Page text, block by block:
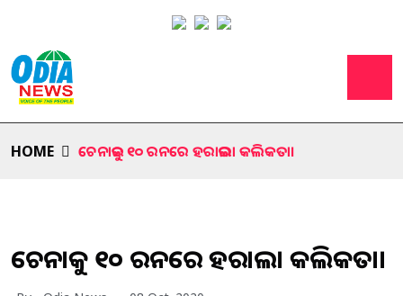
HOME ଚେନାଇକୁ ୧୦ ରନରେ ହରାଇଲା କଲିକତା।
ଚେନାଇକୁ ୧୦ ରନରେ ହରାଇଲା କଲିକତା।